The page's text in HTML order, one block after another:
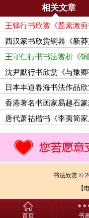
相关文章
王铎行书欣赏《题素漱剪
西汉篆书欣赏铜器《新莽
王守仁行书书法赏析《
沈尹默行书欣赏《与豫卿
日本丰道春海书法作品
香港著名书画家易越石
唐代萧祜楷书《李夷简家
书法欣赏 ©
【
首页 书